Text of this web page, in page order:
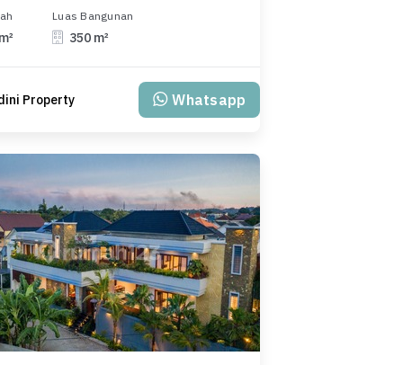
Luas Bangunan
350 m²
Property Whatsapp